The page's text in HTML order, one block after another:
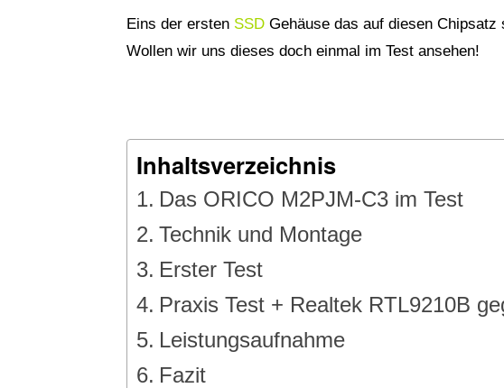
Eins der ersten SSD Gehäuse das auf diesen
Wollen wir uns dieses doch einmal im Test ansehen!
Inhaltsverzeichnis
Das ORICO M2PJM-C3 im Test
Technik und Montage
Erster Test
Praxis Test + Realtek RTL9210B
Leistungsaufnahme
Fazit